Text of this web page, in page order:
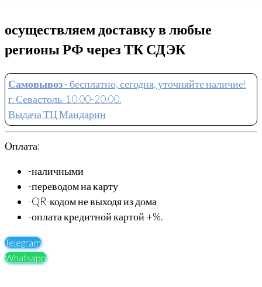
осуществляем доставку в любые
регионы РФ через ТК СДЭК
Самовывоз- бесплатно, сегодня, уточняйте наличие!
г. Севастоль. 10.00-20.00.
Выдача ТЦ Мандарин
Оплата:
-наличными
-переводом на карту
-QR-кодом не выходя из дома
-оплата кредитной картой +%.
Telegram
Whatsapp